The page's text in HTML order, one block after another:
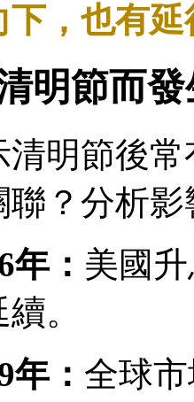
下，也有
明節而
明節後
？分析
： 美國
。
： 全球